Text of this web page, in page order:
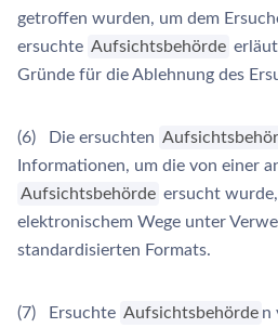
getroffen wurden, um dem
ersuchte Aufsichtsbehörde
Gründe für die Ablehnung des
(6) Die ersuchten
Informationen, um die von einer
Aufsichtsbehörde ersucht
elektronischem Wege unter
standardisierten Formats.
(7) Ersuchte Aufsichtsbehörde n